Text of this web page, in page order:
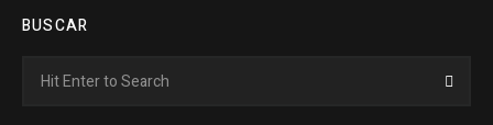
BUSCAR
for: